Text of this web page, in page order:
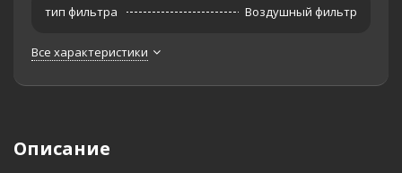
тип фильтра Воздушный фильтр
Все характеристики
Описание